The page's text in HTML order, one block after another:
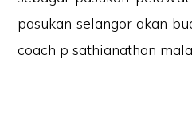
pasukan selangor akan
coach p sathianathan